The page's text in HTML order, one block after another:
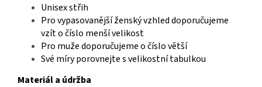
Unisex střih
Pro vypasovanější ženský vzhled doporučujeme
vzít o číslo menší velikost
Pro muže doporučujeme o číslo větší
Své míry porovnejte s velikostní tabulkou
Materiál a údržba